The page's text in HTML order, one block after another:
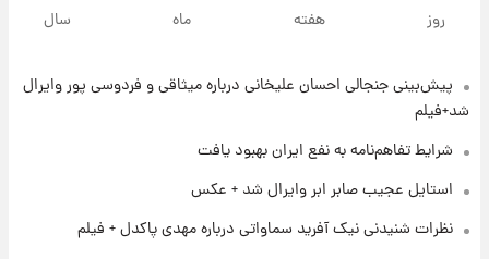
امروز پنجشنبه ۱۵ مرداد ۱۴۰۵ +جدول
۱ روز پیش
۱ روز پیش
شد
روز هفته ماه سال
پیش‌بینی جنجالی احسان علیخانی درباره میثاقی و فردوسی پور وایرال
شد+فیلم
شرایط تفاهم‌نامه به نفع ایران بهبود یافت
استایل عجیب صابر ابر وایرال شد + عکس
نظرات شنیدنی نیک آفرید سماواتی درباره مهدی پاکدل + فیلم